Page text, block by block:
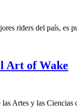
riders del país, es
Art of Wake
las Artes y las